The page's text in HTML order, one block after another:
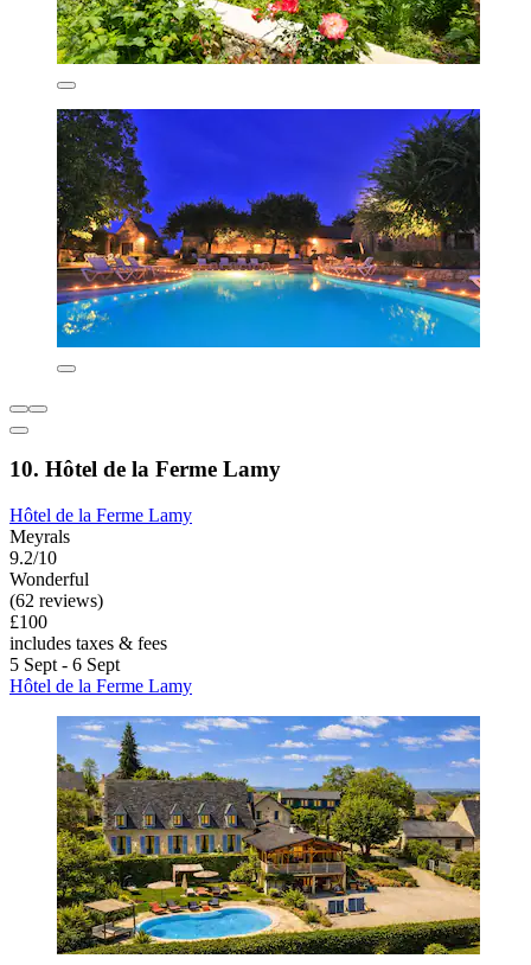
10. Hôtel de la Ferme Lamy
Hôtel de la Ferme Lamy
Meyrals
9.2/10
Wonderful
(62 reviews)
£100
includes taxes & fees
5 Sept - 6 Sept
Hôtel de la Ferme Lamy